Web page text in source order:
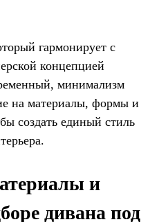
гармонирует с
концепцией
минимализм
на материалы, формы и
создать единый стиль
и
дивана под